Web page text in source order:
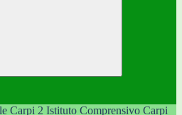
Istituto Comprensivo Carpi